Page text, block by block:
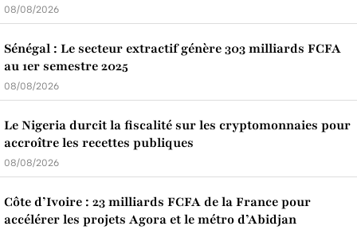
08/08/2026
Sénégal : Le secteur extractif génère 303 milliards FCFA
au 1er semestre 2025
08/08/2026
Le Nigeria durcit la fiscalité sur les cryptomonnaies pour
accroître les recettes publiques
08/08/2026
Côte d’Ivoire : 23 milliards FCFA de la France pour
accélérer les projets Agora et le métro d’Abidjan